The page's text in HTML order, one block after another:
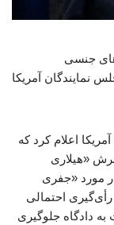
جنسی
نمایندگان آمریکا
اعلام کرد که
«هیلاری
مورد «جفری
احتمالی
دادگاه جلوگیری